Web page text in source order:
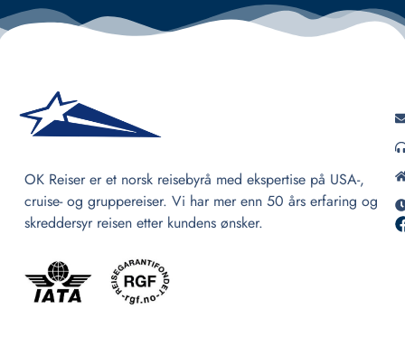
OK Reiser er et norsk reisebyrå med ekspertise på USA-,
cruise- og gruppereiser. Vi har mer enn 50 års erfaring og
skreddersyr reisen etter kundens ønsker.